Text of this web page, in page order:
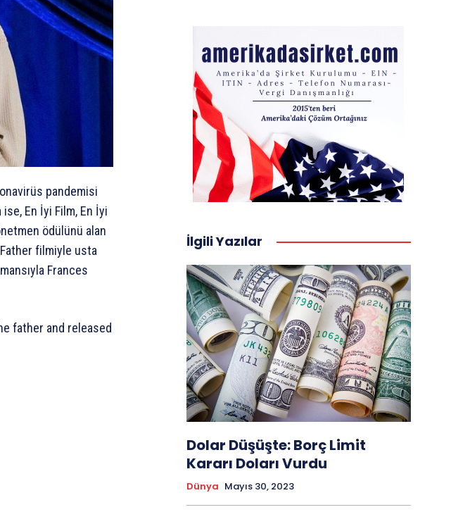
pandemisi
En İyi Film, En İyi
ödülünü alan
Father filmiyle usta
Frances
İlgili Yazılar
Dolar Düşüşte: Borç Limit
Kararı Doları Vurdu
Dünya Mayıs 30, 2023